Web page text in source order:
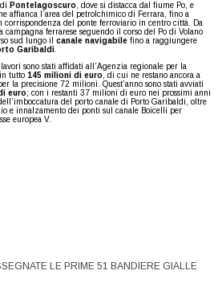
Pontelagoscuro, dove si distacca dal fiume Po, e
affianca l’area del petrolchimico di Ferrara, fino a
corrispondenza del ponte ferroviario in centro città. Da
ferrarese seguendo il corso del Po di Volano
sud lungo il canale navigabile fino a raggiungere
Garibaldi.
sono stati affidati all’Agenzia regionale per la
tutto 145 milioni di euro, di cui ne restano ancora a
la precisione 72 milioni. Quest’anno sono stati avviati
euro; con i restanti 37 milioni di euro nei prossimi anni
del porto canale di Porto Garibaldi, oltre
e innalzamento dei ponti sul canale Boicelli per
europea V.
LE PRIME 51 BANDIERE GIALLE